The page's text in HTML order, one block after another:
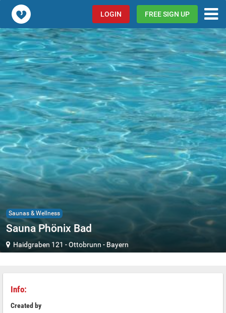
Popcorn.dating LOGIN FREE SIGN UP
Saunas & Wellness
Sauna Phönix Bad
Haidgraben 121 -Ottobrunn - Bayern
Info:
Created by